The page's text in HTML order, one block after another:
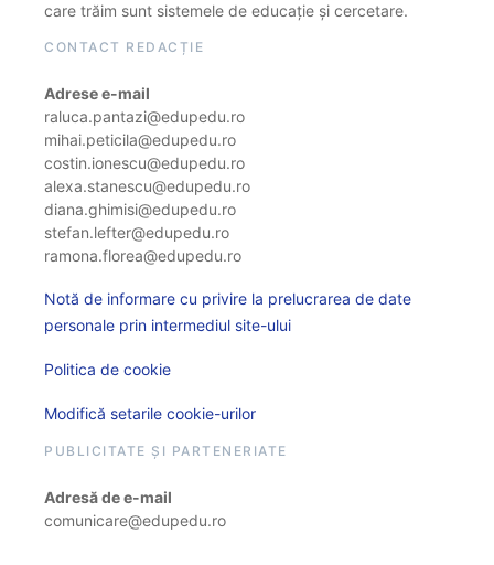
care trăim sunt sistemele de educație și cercetare.
CONTACT REDACȚIE
Adrese e-mail
raluca.pantazi@edupedu.ro
mihai.peticila@edupedu.ro
costin.ionescu@edupedu.ro
alexa.stanescu@edupedu.ro
diana.ghimisi@edupedu.ro
stefan.lefter@edupedu.ro
ramona.florea@edupedu.ro
Notă de informare cu privire la prelucrarea de date
personale prin intermediul site-ului
Politica de cookie
Modifică setarile cookie-urilor
PUBLICITATE ȘI PARTENERIATE
Adresă de e-mail
comunicare@edupedu.ro